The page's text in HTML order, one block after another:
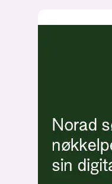
kode24-klubben
LinkedIn
Bluesky
Facebook